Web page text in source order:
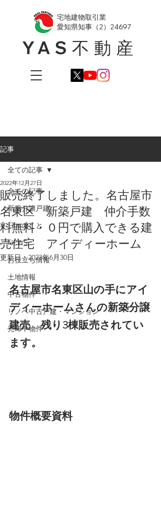
YAS不動産
​宅地建物取引業
愛知県知事（2）24697
記事
全ての記事
新築分譲戸建
日々のこと
NEWS
お役立ち情報
土地情報
中古物件
リノベ中古戸建・マンション
売却中物件
全ての記事
販売終了しました。名古屋市
名東区 新築戸建 仲介手数
料無料・０円で購入できる建
売住宅 アイディーホーム
2022年12月27日
更新日：2023年6月30日
名古屋市名東区山の手にアイ
ディーホームさんの新築分譲
建売　残り3棟販売されてい
ます。
物件概要資料